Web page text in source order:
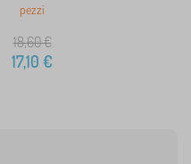
pezzi
18,60€
17,10 €